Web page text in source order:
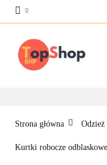
Strona główna Odzież
Kurtki robocze odblaskowe